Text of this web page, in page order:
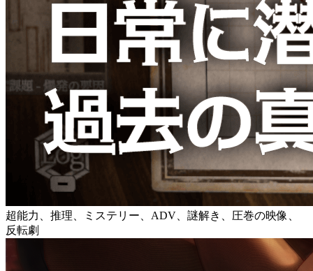
超能力、推理、ミステリー、ADV、謎解き、圧巻の映像、
反転劇